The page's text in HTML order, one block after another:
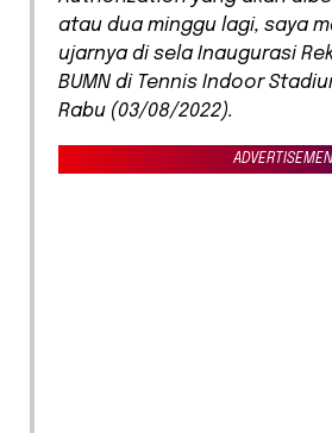
atau dua minggu lagi, saya
ujarnya di sela Inaugurasi
BUMN di Tennis Indoor
Rabu (03/08/2022).